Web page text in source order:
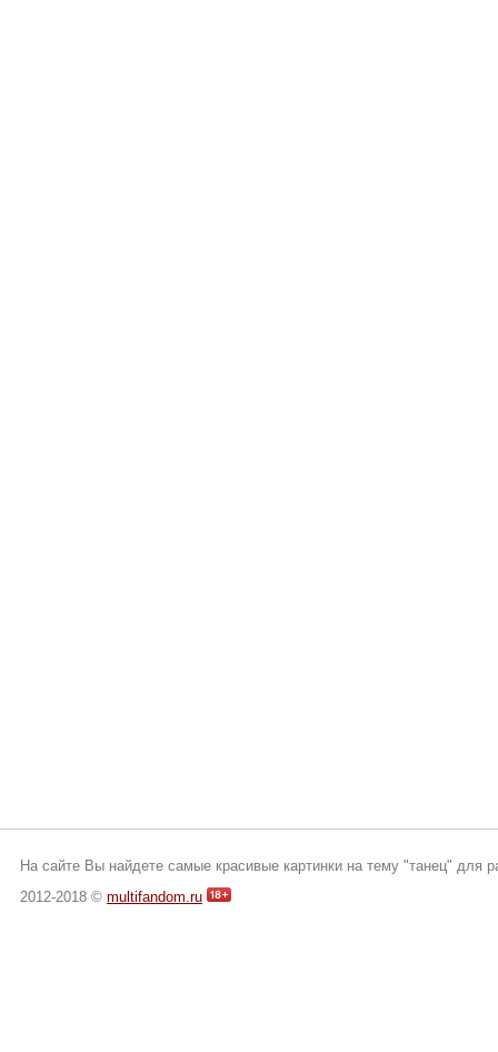
На сайте Вы найдете самые красивые картинки на тему "танец" для
2012-2018 © multifandom.ru